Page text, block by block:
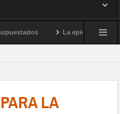
La epidemia de
LA